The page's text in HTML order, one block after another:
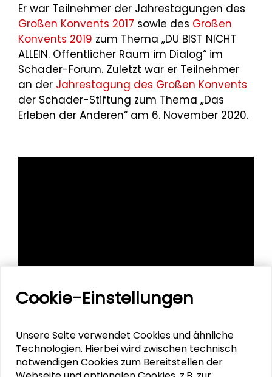
Er war Teilnehmer der Jahrestagungen des
Großen Konvents 2017 sowie des Großen
Konvents 2019 zum Thema „DU BIST NICHT
ALLEIN. Öffentlicher Raum im Dialog“ im
Schader-Forum. Zuletzt war er Teilnehmer
an der Jahrestagung des Großen Konvents
der Schader-Stiftung zum Thema „Das
Erleben der Anderen“ am 6. November 2020.
Personen im Kontext
Cookie-Einstellungen
Unsere Seite verwendet Cookies und ähnliche
Technologien. Hierbei wird zwischen technisch
notwendigen Cookies zum Bereitstellen der